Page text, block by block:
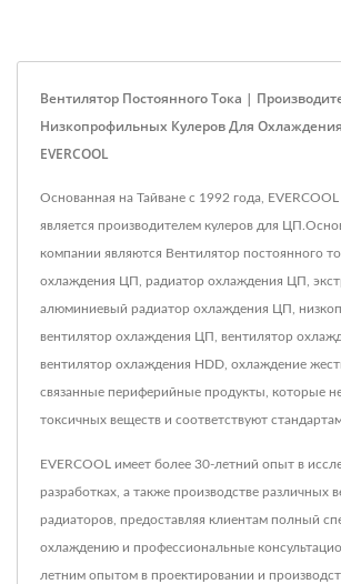
Вентилятор Постоянного Тока |
Низкопрофильных Кулеров Для
EVERCOOL
Основанная на Тайване с 1992 года, EVERCOOL
является производителем кулеров для
компании являются Вентилятор постоянного
охлаждения ЦП, радиатор охлаждения ЦП,
алюминиевый радиатор охлаждения ЦП,
вентилятор охлаждения ЦП, вентилятор
вентилятор охлаждения HDD, охлаждение
связанные периферийные продукты, которые
токсичных веществ и соответствуют
EVERCOOL имеет более 30-летний опыт в
разработках, а также производстве различных
радиаторов, предоставляя клиентам полный
охлаждению и профессиональные
летним опытом в проектировании и